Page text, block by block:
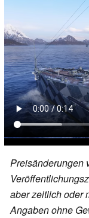
Preisänderungen
aber zeitlich oder
Angaben ohne